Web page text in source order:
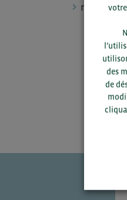
machines
des
de